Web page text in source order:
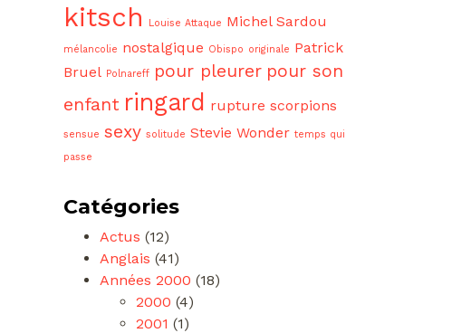
kitsch Louise Attaque Michel Sardou
mélancolie nostalgique Obispo originale Patrick
Bruel Polnareff pour pleurer pour son
enfant ringard rupture scorpions
sensue sexy solitude Stevie Wonder temps qui
passe
Catégories
Actus (12)
Anglais (41)
Années 2000 (18)
2000 (4)
2001 (1)